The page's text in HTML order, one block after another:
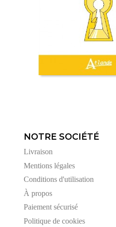
NOTRE SOCIÉTÉ
Livraison
Mentions légales
Conditions d'utilisation
À propos
Paiement sécurisé
Politique de cookies